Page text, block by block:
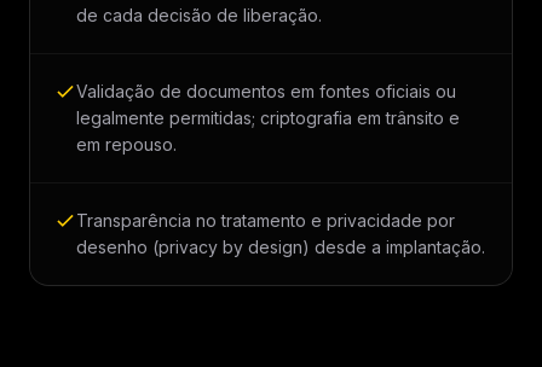
de cada decisão de liberação.
Validação de documentos em fontes oficiais ou
legalmente permitidas; criptografia em trânsito e
em repouso.
Transparência no tratamento e privacidade por
desenho (privacy by design) desde a implantação.